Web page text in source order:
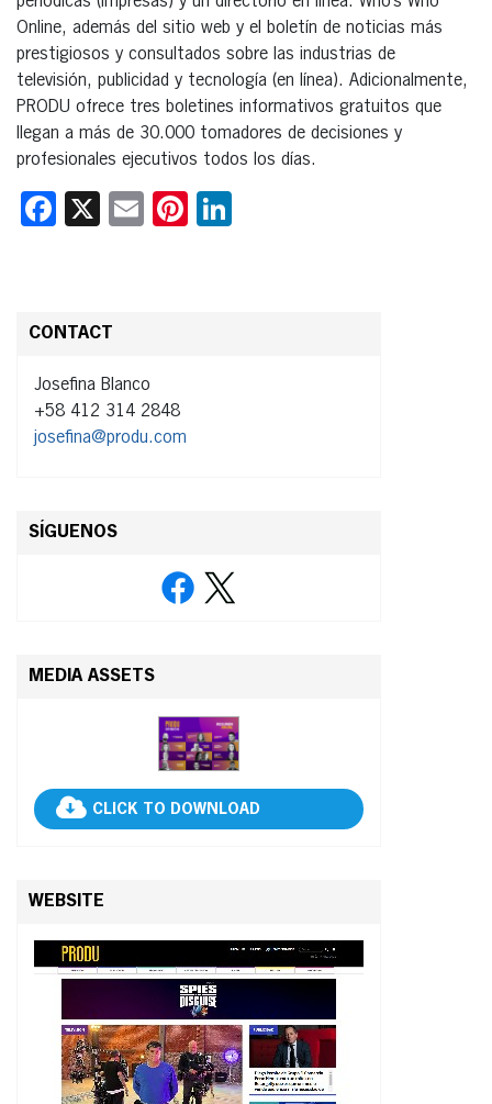
Online, además del sitio web y el boletín de noticias más
prestigiosos y consultados sobre las industrias de
televisión, publicidad y tecnología (en línea). Adicionalmente,
PRODU ofrece tres boletines informativos gratuitos que
llegan a más de 30.000 tomadores de decisiones y
profesionales ejecutivos todos los días.
Facebook
X EmailPinterest
CONTACT
Josefina Blanco
+58 412 314 2848
josefina@produ.com
SÍGUENOS
MEDIA ASSETS
CLICK TO DOWNLOAD
WEBSITE